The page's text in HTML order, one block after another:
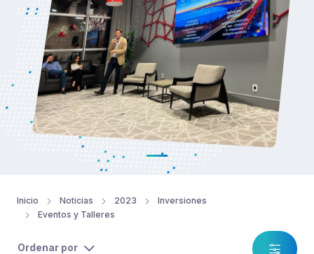
Inicio Noticias 2023
Inversiones
Eventos y Talleres
Ordenar por